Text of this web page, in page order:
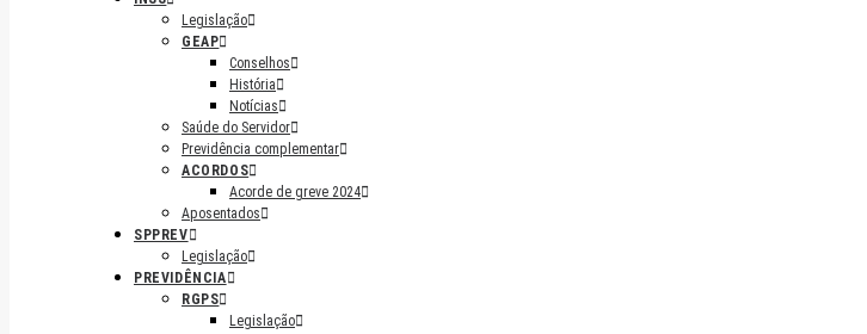
Legislação
GEAP
Conselhos
História
Notícias
Saúde do Servidor
Previdência complementar
ACORDOS
Acorde de greve 2024
Aposentados
SPPREV
Legislação
PREVIDÊNCIA
RGPS
Legislação